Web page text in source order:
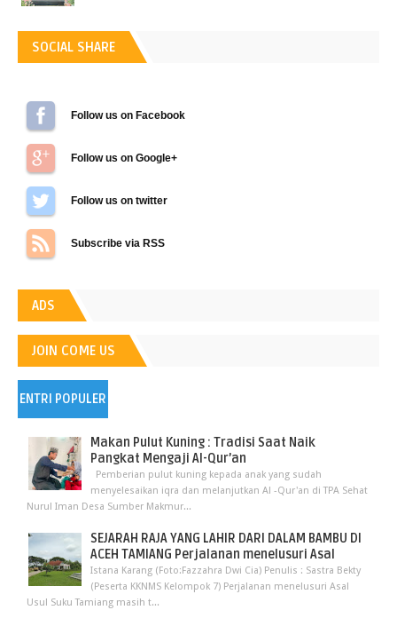
SOCIAL SHARE
Follow us on Facebook
Follow us on Google+
Follow us on Twitter
Subscribe via RSS
ADS
JOIN COME US
ENTRI POPULER
Makan Pulut Kuning : Tradisi Saat Naik
Pangkat Mengaji Al-Qur’an
Pemberian pulut kuning kepada anak yang sudah
menyelesaikan iqra dan melanjutkan Al -Qur'an di TPA Sehat
Nurul Iman Desa Sumber Makmur...
SEJARAH RAJA YANG LAHIR DARI DALAM BAMBU DI
ACEH TAMIANG Perjalanan menelusuri Asal
Istana Karang (Foto:Fazzahra Dwi Cia) Penulis : Sastra Bekty
(Peserta KKNMS Kelompok 7) Perjalanan menelusuri Asal
Usul Suku Tamiang masih t...